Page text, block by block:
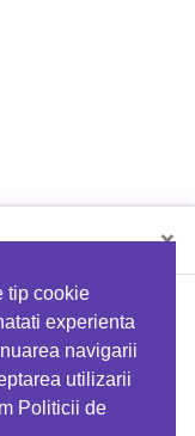
tip cookie
experienta
navigarii
utilizarii
Politicii de
×
folosind codul